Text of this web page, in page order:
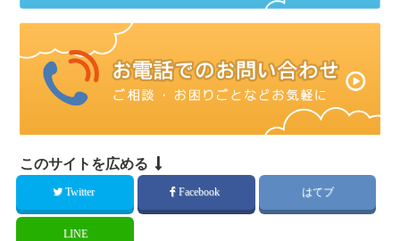
このサイトを広める
Twitter Facebook はてブ
LINE